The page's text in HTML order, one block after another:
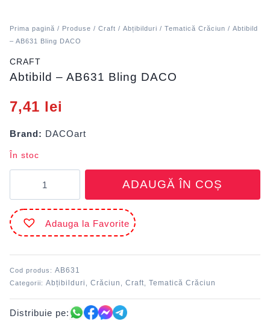
Prima pagină / Produse / Craft / Abțibilduri / Tematică Crăciun / Abtibild
– AB631 Bling DACO
CRAFT
Abtibild – AB631 Bling DACO
7,41 lei
Brand: DACOart
În stoc
-
AB631
Bling
DACO
ADAUGĂ ÎN COȘ
Adauga la Favorite
Cod produs: AB631
Categorii: Abțibilduri , Crăciun , Craft, Tematică Crăciun
Distribuie pe: